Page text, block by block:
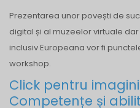
Prezentarea unor povești de
digital și al muzeelor virtuale
inclusiv Europeana vor fi
workshop.
Click pentru
Competențe și